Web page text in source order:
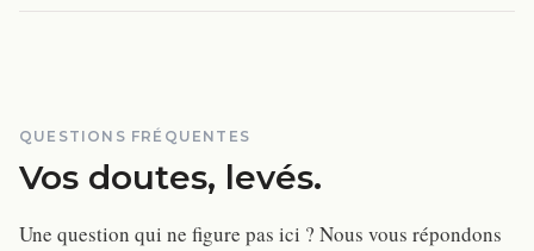
QUESTIONS FRÉQUENTES
Vos doutes, levés.
Une question qui ne figure pas ici ? Nous vous répondons